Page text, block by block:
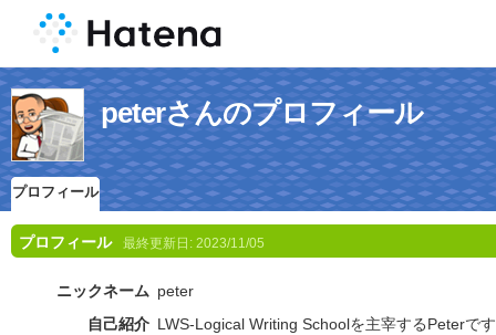
peterさんのプロフィール
プロフィール
プロフィール 最終更新日: 2023/11/05
ニックネーム peter
自己紹介 LWS-Logical Writing Schoolを主宰するPeterで